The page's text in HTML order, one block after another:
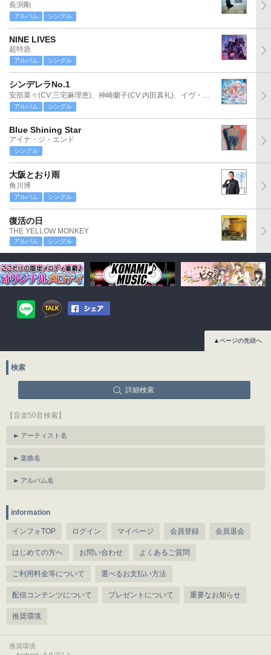
長渕剛
アルバム シングル
NINE LIVES
超特急
アルバム シングル
シンデレラNo.1
安部菜々(CV:三宅麻理恵)、神崎蘭子(CV:内田真礼)、イヴ・サンタクロース(CV:松永あかね)
アルバム シングル
Blue Shining Star
アイナ・ジ・エンド
シングル
大阪とおり雨
角川博
アルバム シングル
復活の日
THE YELLOW MONKEY
アルバム シングル
▲ページの先頭へ
検索
詳細検索
【音楽50音検索】
アーティスト名
楽曲名
アルバム名
information
インフォTOP ログイン マイページ 会員登録 会員退会
はじめての方へ お問い合わせ よくあるご質問
ご利用料金等について 選べるお支払い方法
配信コンテンツについて プレゼントについて 重要なお知らせ
推奨環境
推奨環境